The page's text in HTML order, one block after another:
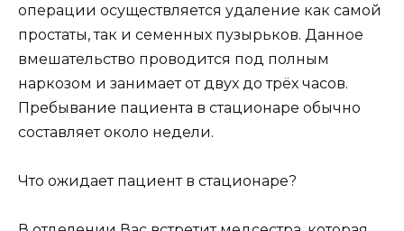
операции осуществляется удаление как самой
простаты, так и семенных пузырьков. Данное
вмешательство проводится под полным
наркозом и занимает от двух до трёх часов.
Пребывание пациента в стационаре обычно
составляет около недели.
Что ожидает пациент в стационаре?